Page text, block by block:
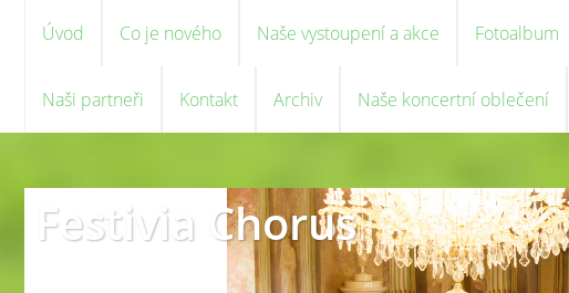
Úvod Co je nového Naše vystoupení a akce Fotoalbum
Naši partneři Kontakt Archiv Naše koncertní oblečení
Festivia Chorus